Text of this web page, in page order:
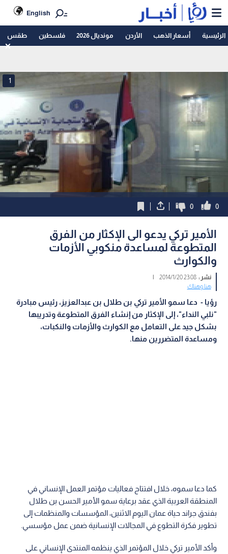
English
الرئيسية أسعار الذهب الأردن مونديال 2026 فلسطين طقس
1
0
0
الأمير تركي يدعو الى الإكثار من الفرق
المتطوعة لمساعدة منكوبي الأزمات
والكوارث
نشر :23:08 2014/1/20
|
هنا وهناك
رؤيا - دعا سمو الأمير تركي بن طلال بن عبدالعزيز، رئيس مبادرة
"نلبي النداء"، إلى الإكثار من إنشاء الفرق المتطوعة وتدريبها
بشكل جيد على التعامل مع الكوارث والأزمات والنكبات،
ومساعدة المتضررين منها.
كما دعا سموه، خلال افتتاح فعاليات مؤتمر العمل الإنساني في
المنطقة العربية الذي عقد برعاية سمو الأمير الحسن بن طلال
بفندق جراند حياة عمان اليوم الاثنين، المؤسسات والمنظمات إلى
تطوير فكرة التطوع في المجالات الإنسانية ضمن عمل مؤسسي.
وأكد الأمير تركي خلال المؤتمر الذي ينظمه المنتدى الإنساني على